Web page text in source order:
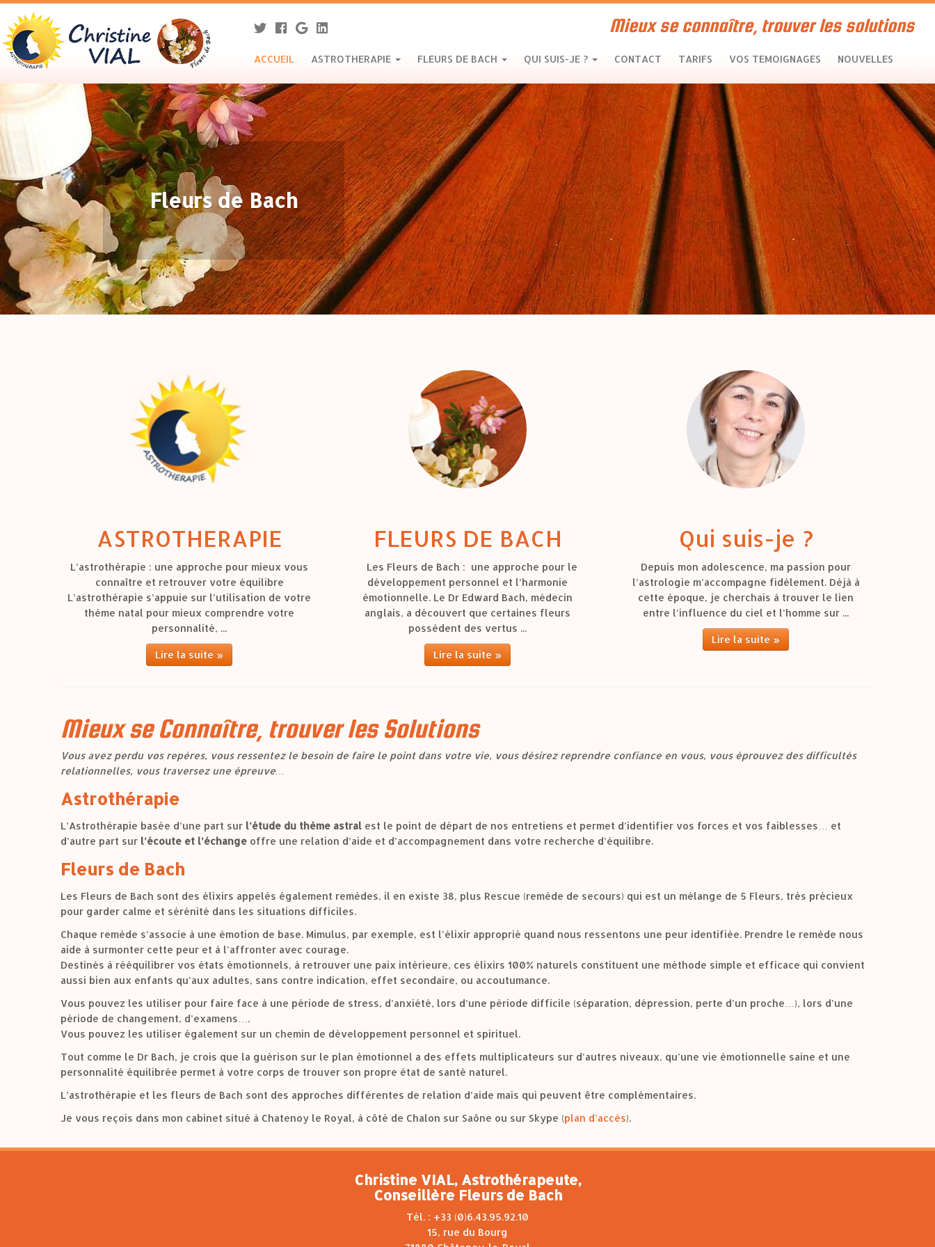
Mieux se connaître, trouver les solutions
ACCUEIL ASTROTHERAPIE FLEURS DE BACH QUI SUIS-JE ? CONTACT TARIFS VOS TEMOIGNAGES NOUVELLES
Fleurs de Bach
ASTROTHERAPIE
L’astrothérapie : une approche pour mieux vous
connaître et retrouver votre équilibre
L’astrothérapie s’appuie sur l’utilisation de votre
thème natal pour mieux comprendre votre
personnalité, ...
Lire la suite »
FLEURS DE BACH
Les Fleurs de Bach : une approche pour le
développement personnel et l’harmonie
émotionnelle. Le Dr Edward Bach, médecin
anglais, a découvert que certaines fleurs
possèdent des vertus ...
Lire la suite »
Qui suis-je ?
Depuis mon adolescence, ma passion pour
l’astrologie m’accompagne fidèlement. Déjà à
cette époque, je cherchais à trouver le lien
entre l’influence du ciel et l’homme sur ...
Lire la suite »
Mieux se Connaître, trouver les Solutions
Vous avez perdu vos repères, vous ressentez le besoin de faire le point dans votre vie, vous désirez reprendre confiance en vous, vous éprouvez des difficultés
relationnelles, vous traversez une épreuve…
Astrothérapie
L’Astrothérapie basée d’une part sur l’étude du thème astral est le point de départ de nos entretiens et permet d’identifier vos forces et vos faiblesses… et
d’autre part sur l’écoute et l’échange offre une relation d’aide et d’accompagnement dans votre recherche d’équilibre.
Fleurs de Bach
Les Fleurs de Bach sont des élixirs appelés également remèdes, il en existe 38, plus Rescue (remède de secours) qui est un mélange de 5 Fleurs, très précieux
pour garder calme et sérénité dans les situations difficiles.
Chaque remède s’associe à une émotion de base. Mimulus, par exemple, est l’élixir approprié quand nous ressentons une peur identifiée. Prendre le remède nous
aide à surmonter cette peur et à l’affronter avec courage.
Destinés à rééquilibrer vos états émotionnels, à retrouver une paix intérieure, ces élixirs 100% naturels constituent une méthode simple et efficace qui convient
aussi bien aux enfants qu’aux adultes, sans contre indication, effet secondaire, ou accoutumance.
Vous pouvez les utiliser pour faire face à une période de stress, d’anxiété, lors d’une période difficile (séparation, dépression, perte d’un proche…), lors d’une
période de changement, d’examens….
Vous pouvez les utiliser également sur un chemin de développement personnel et spirituel.
Tout comme le Dr Bach, je crois que la guérison sur le plan émotionnel a des effets multiplicateurs sur d’autres niveaux, qu’une vie émotionnelle saine et une
personnalité équilibrée permet à votre corps de trouver son propre état de santé naturel.
L’astrothérapie et les fleurs de Bach sont des approches différentes de relation d’aide mais qui peuvent être complémentaires.
Je vous reçois dans mon cabinet situé à Chatenoy le Royal, à côté de Chalon sur Saône ou sur Skype (plan d’accès).
Christine VIAL, Astrothérapeute,
Conseillère Fleurs de Bach
Tél. : +33 (0)6.43.95.92.10
15, rue du Bourg